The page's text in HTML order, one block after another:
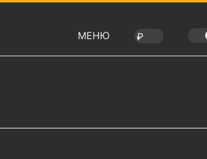
МЕНЮ